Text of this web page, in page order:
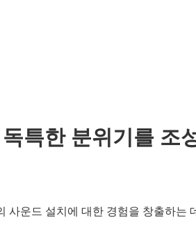
특한 분위기를 조
사운드 설치에 대한 경험을 창출하는